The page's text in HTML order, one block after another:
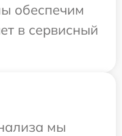
обеспечим
в сервисный
мы